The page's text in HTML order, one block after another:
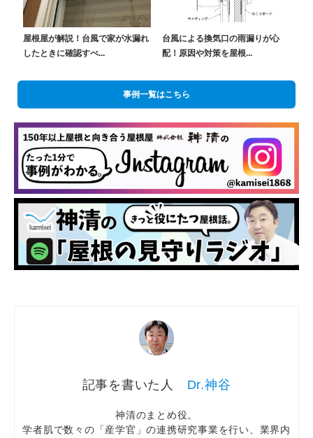
屋根屋が解説！台風で家が水漏れ
したときに確認すべ...
台風による換気口の雨漏りが心
配！原因や対策を屋根...
事例一覧はこちら
Dr.神谷
神清のまとめ役。
学者肌で数々の「産学官」の連携研究事業を行い、業界内